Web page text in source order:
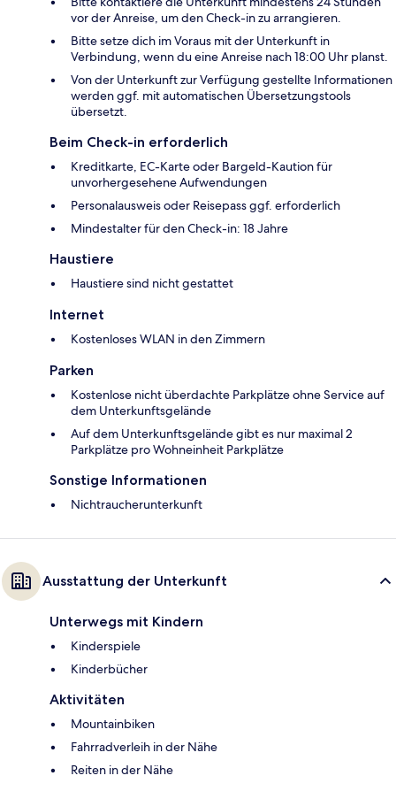
vor der Anreise, um den Check-in zu arrangieren.
Bitte setze dich im Voraus mit der Unterkunft in
Verbindung, wenn du eine Anreise nach 18:00 Uhr planst.
Von der Unterkunft zur Verfügung gestellte Informationen
werden ggf. mit automatischen Übersetzungstools
übersetzt.
Beim Check-in erforderlich
Kreditkarte, EC-Karte oder Bargeld-Kaution für
unvorhergesehene Aufwendungen
Personalausweis oder Reisepass ggf. erforderlich
Mindestalter für den Check-in: 18 Jahre
Haustiere
Haustiere sind nicht gestattet
Internet
Kostenloses WLAN in den Zimmern
Parken
Kostenlose nicht überdachte Parkplätze ohne Service auf
dem Unterkunftsgelände
Auf dem Unterkunftsgelände gibt es nur maximal 2
Parkplätze pro Wohneinheit Parkplätze
Sonstige Informationen
Nichtraucherunterkunft
Ausstattung der Unterkunft
Unterwegs mit Kindern
Kinderspiele
Kinderbücher
Aktivitäten
Mountainbiken
Fahrradverleih in der Nähe
Reiten in der Nähe